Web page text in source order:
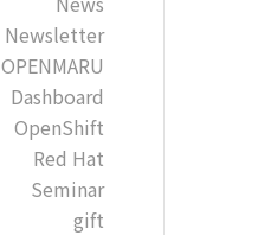
Newsletter
OPENMARU
Dashboard
OpenShift
Red Hat
Seminar
gift